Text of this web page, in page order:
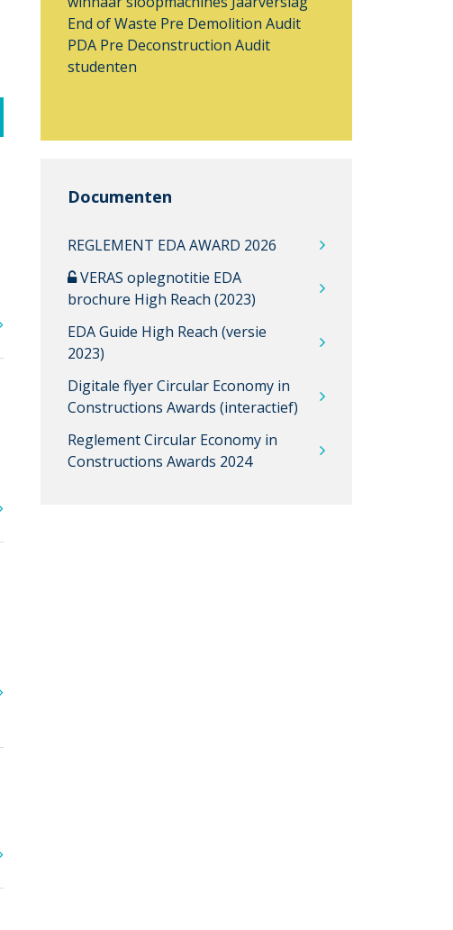
End of Waste Pre Demolition Audit
PDA Pre Deconstruction Audit
studenten
Documenten
REGLEMENT EDA AWARD 2026
VERAS oplegnotitie EDA
brochure High Reach (2023)
EDA Guide High Reach (versie
2023)
Digitale flyer Circular Economy in
Constructions Awards (interactief)
Reglement Circular Economy in
Constructions Awards 2024